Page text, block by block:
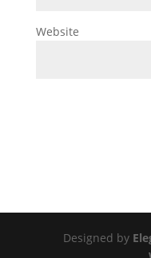
Website
Designed by